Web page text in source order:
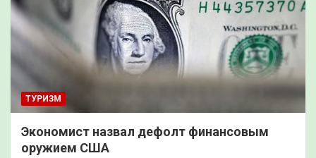
ТУРИЗМ
Экономист назвал дефолт финансовым
оружием США